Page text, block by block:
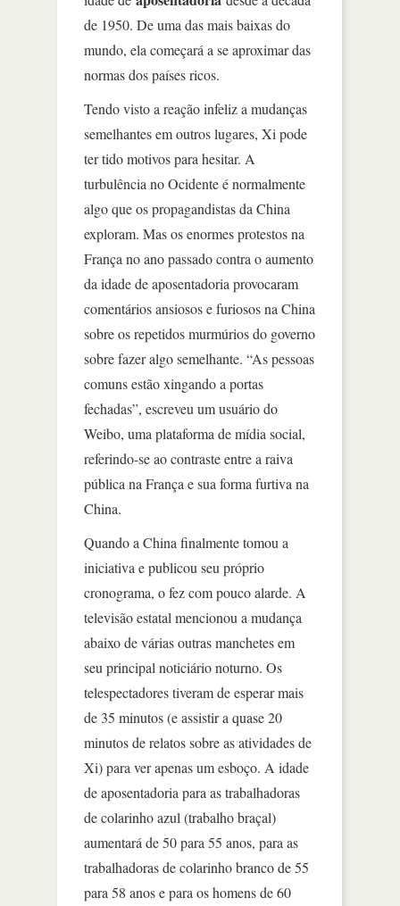
de 1950. De uma das mais baixas do
mundo, ela começará a se aproximar das
normas dos países ricos.
Tendo visto a reação infeliz a mudanças
semelhantes em outros lugares, Xi pode
ter tido motivos para hesitar. A
turbulência no Ocidente é normalmente
algo que os propagandistas da China
exploram. Mas os enormes protestos na
França no ano passado contra o aumento
da idade de aposentadoria provocaram
comentários ansiosos e furiosos na China
sobre os repetidos murmúrios do governo
sobre fazer algo semelhante. “As pessoas
comuns estão xingando a portas
fechadas”, escreveu um usuário do
Weibo, uma plataforma de mídia social,
referindo-se ao contraste entre a raiva
pública na França e sua forma furtiva na
China.
Quando a China finalmente tomou a
iniciativa e publicou seu próprio
cronograma, o fez com pouco alarde. A
televisão estatal mencionou a mudança
abaixo de várias outras manchetes em
seu principal noticiário noturno. Os
telespectadores tiveram de esperar mais
de 35 minutos (e assistir a quase 20
minutos de relatos sobre as atividades de
Xi) para ver apenas um esboço. A idade
de aposentadoria para as trabalhadoras
de colarinho azul (trabalho braçal)
aumentará de 50 para 55 anos, para as
trabalhadoras de colarinho branco de 55
para 58 anos e para os homens de 60